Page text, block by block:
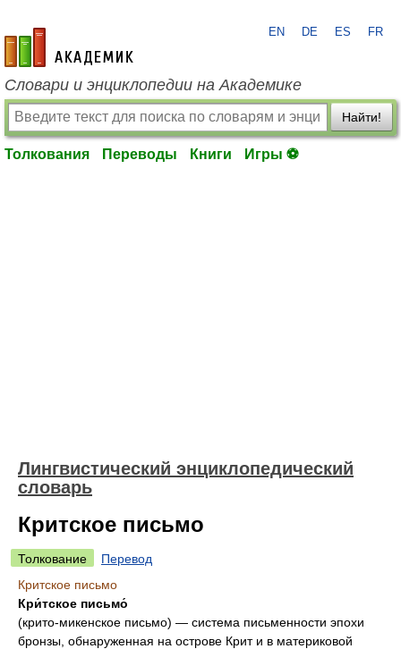
academic.ru
EN DE ES FR
Словари и энциклопедии на Академике
Найти!
Толкования Переводы Книги Игры ⚽
Лингвистический энциклопедический
словарь
Критское письмо
Толкование
Перевод
Критское письмо
Кри́тское письмо́
(крито-микенское письмо) — система письменности эпохи
бронзы, обнаруженная на острове Крит и в материковой